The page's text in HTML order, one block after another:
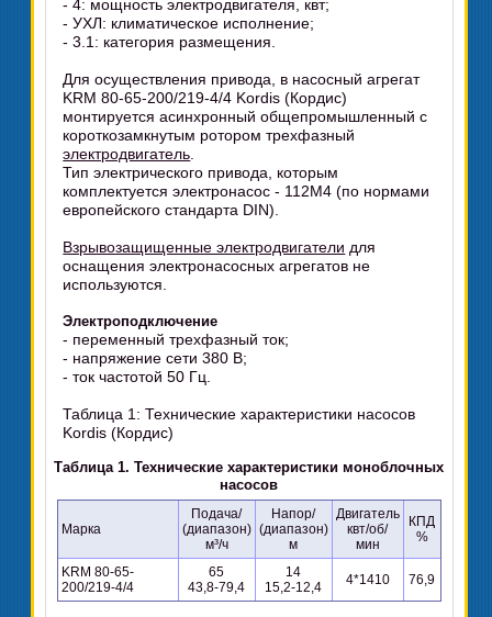
- 4: мощность электродвигателя, квт;
- УХЛ: климатическое исполнение;
- 3.1: категория размещения.
Для осуществления привода, в насосный агрегат
KRM 80-65-200/219-4/4 Kordis (Кордис)
монтируется асинхронный общепромышленный с
короткозамкнутым ротором трехфазный
электродвигатель
Тип электрического привода, которым
комплектуется электронасос - 112M4 (по нормами
европейского стандарта DIN).
Взрывозащищенные электродвигатели для
оснащения электронасосных агрегатов не
используются.
Электроподключение
- переменный трехфазный ток;
- напряжение сети 380 В;
- ток частотой 50 Гц.
Таблица 1: Технические характеристики насосов
Kordis (Кордис)
Таблица 1. Технические характеристики моноблочных
насосов
Марка
Подача/
(диапазон)
м³/ч
Напор/
(диапазон)
м
Двигатель
квт/об/
мин
КПД
%
KRM 80-65-
200/219-4/4
65
43,8-79,4
14
15,2-12,4
4*1410 76,9